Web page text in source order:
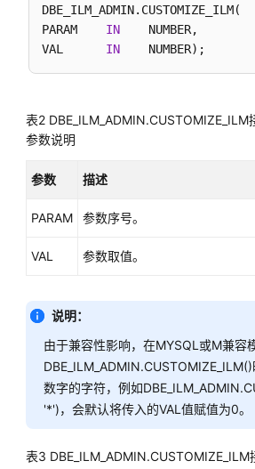
发
指
南
南
布
_V2.0-
据
系
统
概
述
DBE_ILM_ADMIN.CUSTOMIZE_ILM(
PARAM IN
    NUMBER,
VAL IN
表2 DBE_ILM_ADMIN.CUSTOMIZE_ILM
参数说明
参数 描述
PARAM 参数序号。
VAL 参数取值。
说明：
由于兼容性影响，在MYSQL或M兼容
数字的字符，例如
'*')，会默认将传入的VAL值赋值为0。
表3 DBE_ILM_ADMIN.CUSTOMIZE_ILM